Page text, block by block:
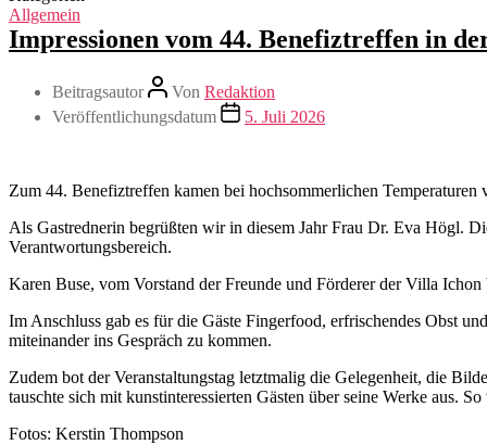
Allgemein
Impressionen vom 44. Benefiztreffen in
Beitragsautor Von Redaktion
Veröffentlichungsdatum
5. Juli 2026
Zum 44. Benefiztreffen kamen bei hochsommerlichen
Als Gastrednerin begrüßten wir in diesem Jahr Frau Dr. Eva Högl.
Verantwortungsbereich.
Karen Buse, vom Vorstand der Freunde und Förderer der Villa Ichon
Im Anschluss gab es für die Gäste Fingerfood, erfrischendes Obst
miteinander ins Gespräch zu kommen.
Zudem bot der Veranstaltungstag letztmalig die Gelegenheit, die
tauschte sich mit kunstinteressierten Gästen über seine Werke aus.
Fotos: Kerstin Thompson